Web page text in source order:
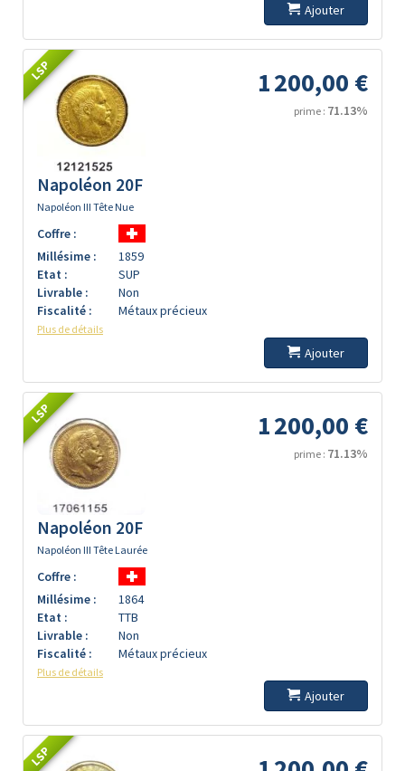
Ajouter
LSP 1 200,00 €
prime : 71.13%
Napoléon 20F
Napoléon III Tête Nue
Coffre :
Millésime :
1859
Etat :
SUP
Livrable :
Non
Fiscalité :
Métaux précieux
Plus de détails
Ajouter
LSP 1 200,00 €
prime : 71.13%
Napoléon 20F
Napoléon III Tête Laurée
Coffre :
Millésime :
1864
Etat :
TTB
Livrable :
Non
Fiscalité :
Métaux précieux
Plus de détails
Ajouter
LSP